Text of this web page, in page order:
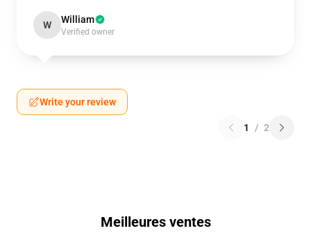
W William
Verified owner
Write your review
1 / 2
Meilleures ventes